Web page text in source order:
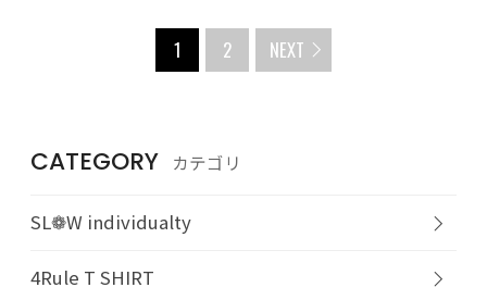
CATEGORY カテゴリ
SL❁W individualty
4Rule T SHIRT
1 2 NEXT